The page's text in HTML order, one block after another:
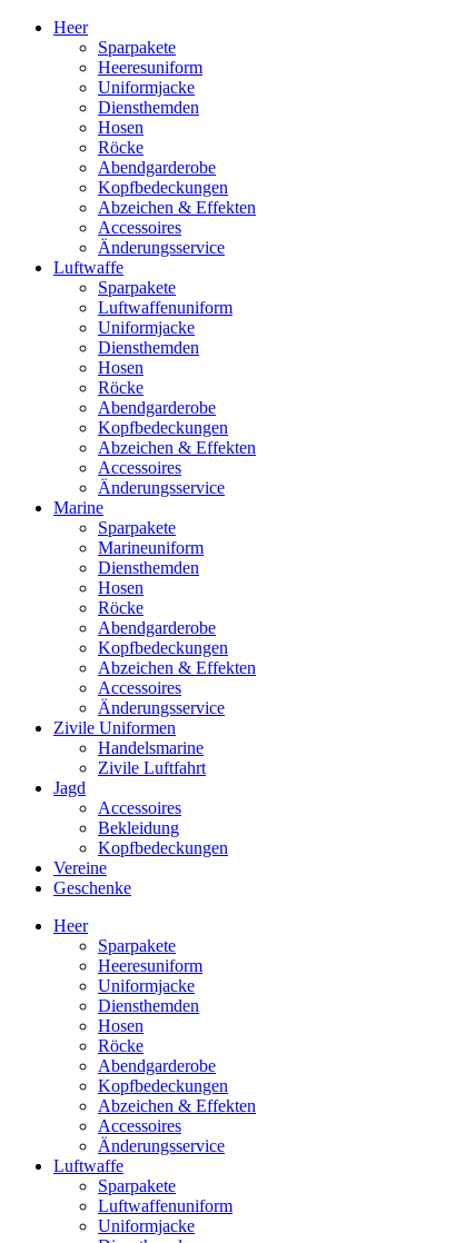
Heer
Sparpakete
Heeresuniform
Uniformjacke
Diensthemden
Hosen
Röcke
Abendgarderobe
Kopfbedeckungen
Abzeichen & Effekten
Accessoires
Änderungsservice
Luftwaffe
Sparpakete
Luftwaffenuniform
Uniformjacke
Diensthemden
Hosen
Röcke
Abendgarderobe
Kopfbedeckungen
Abzeichen & Effekten
Accessoires
Änderungsservice
Marine
Sparpakete
Marineuniform
Diensthemden
Hosen
Röcke
Abendgarderobe
Kopfbedeckungen
Abzeichen & Effekten
Accessoires
Änderungsservice
Zivile Uniformen
Handelsmarine
Zivile Luftfahrt
Jagd
Accessoires
Bekleidung
Kopfbedeckungen
Vereine
Geschenke
Heer
Sparpakete
Heeresuniform
Uniformjacke
Diensthemden
Hosen
Röcke
Abendgarderobe
Kopfbedeckungen
Abzeichen & Effekten
Accessoires
Änderungsservice
Luftwaffe
Sparpakete
Luftwaffenuniform
Uniformjacke